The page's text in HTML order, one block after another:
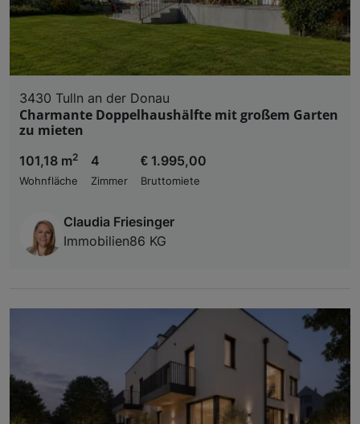
3430 Tulln an der Donau
Charmante Doppelhaushälfte mit großem Garten
zu mieten
101,18 m2
Wohnfläche
4
Zimmer
€ 1.995,00
Bruttomiete
Claudia Friesinger
Immobilien86 KG